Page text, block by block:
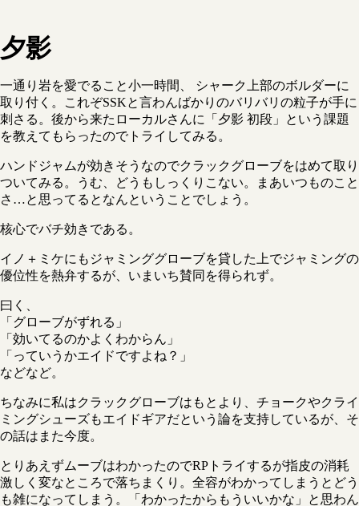
夕影
一通り岩を愛でること小一時間、 シャーク上部のボルダーに
取り付く。これぞSSKと言わんばかりのバリバリの粒子が手に
刺さる。後から来たローカルさんに「夕影 初段」という課題
を教えてもらったのでトライしてみる。
ハンドジャムが効きそうなのでクラックグローブをはめて取り
ついてみる。うむ、どうもしっくりこない。まあいつものこと
さ…と思ってるとなんということでしょう。
核心でバチ効きである。
イノ＋ミケにもジャミンググローブを貸した上でジャミングの
優位性を熱弁するが、いまいち賛同を得られず。
曰く、
「グローブがずれる」
「効いてるのかよくわからん」
「っていうかエイドですよね？」
などなど。
ちなみに私はクラックグローブはもとより、チョークやクライ
ミングシューズもエイドギアだという論を支持しているが、そ
の話はまた今度。
とりあえずムーブはわかったのでRPトライするが指皮の消耗
激しく変なところで落ちまくり。全容がわかってしまうとどう
も雑になってしまう。「わかったからもういいかな」と思わん